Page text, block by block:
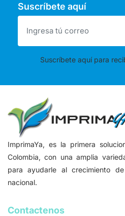
Suscríbete aquí
Suscríbete aquí para
ImprimaYa, es la primera
Colombia, con una amplia
para ayudarle al crecimiento
nacional.
Contactenos